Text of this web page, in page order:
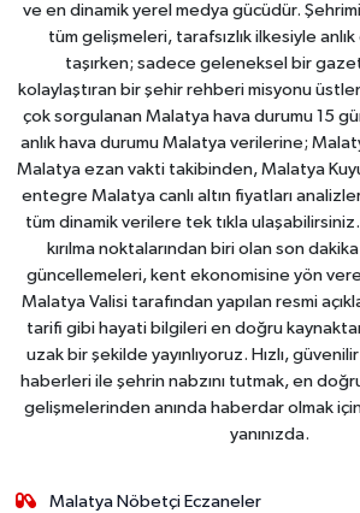
ve en dinamik yerel medya gücüdür.
tüm gelişmeleri, tarafsızlık ilkesiyle anlık
taşırken; sadece geleneksel bir
kolaylaştıran bir şehir rehberi misyonu
çok sorgulanan Malatya hava durumu 15
anlık hava durumu Malatya verilerine;
Malatya ezan vakti takibinden, Malatya
entegre Malatya canlı altın fiyatları
tüm dinamik verilere tek tıkla
kırılma noktalarından biri olan son
güncellemeleri, kent ekonomisine yön
Malatya Valisi tarafından yapılan resmi
tarifi gibi hayati bilgileri en doğru
uzak bir şekilde yayınlıyoruz. Hızlı,
haberleri ile şehrin nabzını tutmak, en
gelişmelerinden anında haberdar olmak
yanınızda.
Malatya Nöbetçi Eczaneler